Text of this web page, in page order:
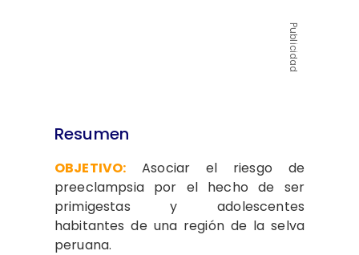
Publicidad
Resumen
OBJETIVO: Asociar el riesgo de
preeclampsia por el hecho de ser
primigestas y adolescentes
habitantes de una región de la selva
peruana.